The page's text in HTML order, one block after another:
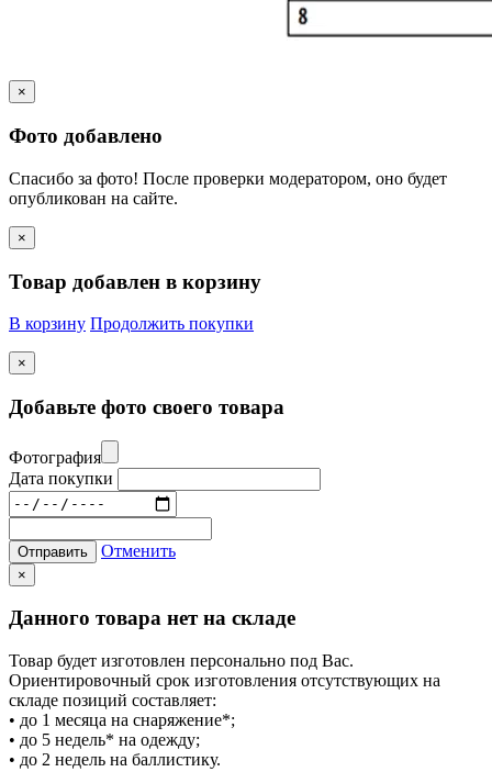
×
Фото добавлено
Спасибо за фото! После проверки модератором, оно будет
опубликован на сайте.
×
Товар добавлен в корзину
В корзину Продолжить покупки
×
Добавьте фото своего товара
Фотография
Дата покупки
Отправить Отменить
×
Данного товара нет на складе
Товар будет изготовлен персонально под Вас.
Ориентировочный срок изготовления отсутствующих на
складе позиций составляет:
• до 1 месяца на снаряжение*;
• до 5 недель* на одежду;
• до 2 недель на баллистику.